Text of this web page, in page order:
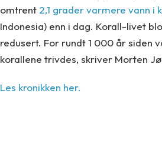
omtrent 2,1 grader varmere vann i
Indonesia) enn i dag. Korall-livet
redusert. For rundt 1 000 år siden
korallene trivdes, skriver Morten
Les kronikken her.